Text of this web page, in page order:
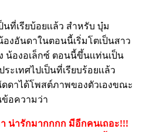
ที่เรียบ้อยเเล้ว สำหรับ บุ๋ม
งอันดาในตอนนี้เริ่มโตเป็นสาว
น้องอเล็กซ์ ตอนนี้ขึ้นเเท่นเป็น
เทศไปเป็นที่เรียบร้อยเเล้ว
ดดาได้โพสต์ภาพของตัวเองขณะ
อความว่า
น่ารักมากกกก มีอีกคนเถอะ!!!